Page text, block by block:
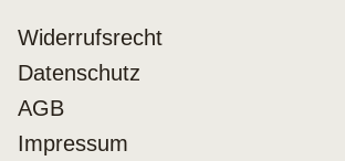
Widerrufsrecht
Datenschutz
AGB
Impressum